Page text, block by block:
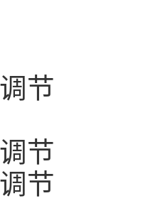
节
节
节